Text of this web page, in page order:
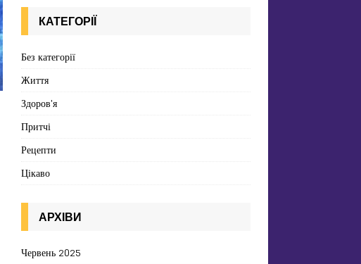
КАТЕГОРІЇ
Без категорії
Життя
Здоров'я
Притчі
Рецепти
Цікаво
АРХІВИ
Червень 2025